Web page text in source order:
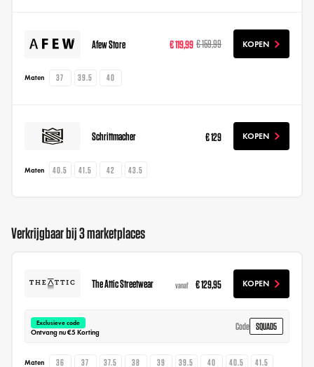
Afew Store € 119,99 € 159,99 KOPEN
Maten 37 39.5 40
Schrittmacher € 129 KOPEN
Maten 40.5 41.5 42 43.5
Verkrijgbaar bij 3 marketplaces
The Attic Streetwear vanaf € 129,95 KOPEN
Exclusieve code
Ontvang nu €5 Korting
Code SQUAD5
Maten 36 37 37.5 38 39 39.5 40 40.5
41.5